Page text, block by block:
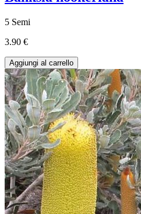
5 Semi
3.90 €
Aggiungi al carrello